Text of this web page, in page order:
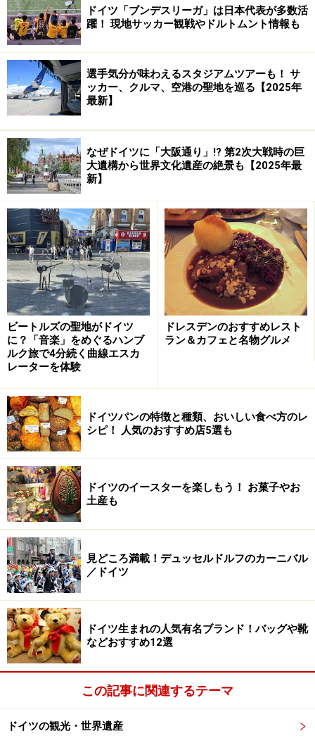
地まで数回の乗り換えがあったりするので、接続の事前
確認はぬかりなくしてくださいね。
ロマンチック街道の電車はローカル線が中心ですが、街
道最北の町ヴュルツブルクと、南部の都市アウグスブル
クにはドイツの新幹線ICEをはじめとする長距離電車も頻
繁に停車します。長距離電車・ローカル電車の接続や時
刻は、ドイツ鉄道のホームページで簡単に確認できま
す。
ロマンチック街道のレンタカー
ロマンチック街道の最高の移動手段はレンタカー！ 電車
では行けないような小さな町にだって時間も接続も気に
せず行けるので、ロマンチック街道を余すことなく満喫
したい人に強力におすすめ。
ちょっと面倒なのは旅行に先立って国際免許証の取得が
必要なこと。ドイツの交通法規や標識は日本と大差あり
ませんが、右側通行に違和感を覚える人はいるかもしれ
ませんね。レンタカーの手続きには国際免許証・日本の
免許証・パスポート・クレジットカードをお忘れなく！
※記事内容は執筆時点のものです。最新の内容をご確認くださ
※海外を訪れる際には最新情報の入手に努め、「外務省 海外安全
ホームページ
」を確認するなど、安全確保に十分注意を払ってく
ださい。
ドイツ「ブンデスリーガ」は日本代表が多数活
躍！ 現地サッカー観戦やドルトムント情報も
選手気分が味わえるスタジアムツアーも！ サ
ッカー、クルマ、空港の聖地を巡る【2025年
最新】
なぜドイツに「大阪通り」!? 第2次大戦時の巨
大遺構から世界文化遺産の絶景も【2025年最
新】
ビートルズの聖地がドイツ
に？「音楽」をめぐるハンブ
ルク旅で4分続く曲線エスカ
レーターを体験
ドレスデンのおすすめレスト
ラン＆カフェと名物グルメ
ドイツパンの特徴と種類、おいしい食べ方のレ
シピ！ 人気のおすすめ店5選も
ドイツのイースターを楽しもう！ お菓子やお
土産も
見どころ満載！デュッセルドルフのカーニバル
／ドイツ
ドイツ生まれの人気有名ブランド！バッグや靴
などおすすめ12選
この記事に関連するテーマ
ドイツの観光・世界遺産